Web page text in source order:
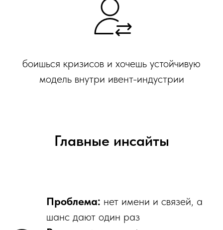
боишься кризисов и хочешь устойчивую
модель внутри ивент-индустрии
Главные инсайты
Проблема: нет имени и связей, а
шанс дают один раз